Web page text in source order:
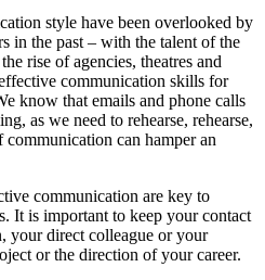
style have been overlooked by
in the past – with the talent of the
rise of agencies, theatres and
communication skills for
know that emails and phone calls
as we need to rehearse, rehearse,
can hamper an
communication are key to
It is important to keep your contact
your direct colleague or your
or the direction of your career.